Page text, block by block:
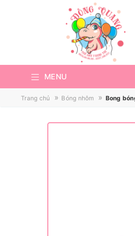
MENU
Trang chủ » Bóng nhôm » Bong